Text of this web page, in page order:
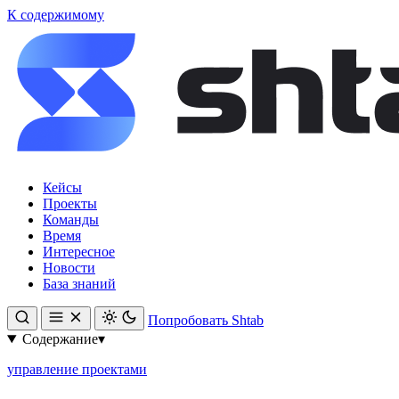
К содержимому
Кейсы
Проекты
Команды
Время
Интересное
Новости
База знаний
Попробовать Shtab
Содержание▾
управление проектами